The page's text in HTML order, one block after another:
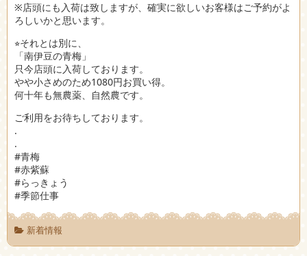
※店頭にも入荷は致しますが、確実に欲しいお客様はご予約がよ
ろしいかと思います。
⭐︎それとは別に、
「南伊豆の青梅」
只今店頭に入荷しております。
やや小さめのため1080円お買い得。
何十年も無農薬、自然農です。
ご利用をお待ちしております。
.
.
#青梅
#赤紫蘇
#らっきょう
#季節仕事
新着情報